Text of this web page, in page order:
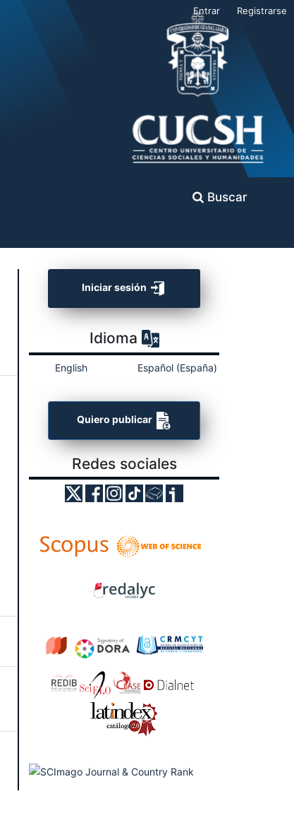
Buscar
Entrar Registrarse
Iniciar sesión
Idioma
English Español (España)
Quiero publicar
Redes sociales